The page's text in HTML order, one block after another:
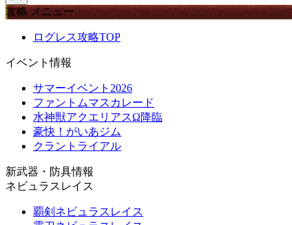
攻略 メニュー
ログレス攻略TOP
イベント情報
サマーイベント2026
ファントムマスカレード
水神獣アクエリアスΩ降臨
豪快！がいあジム
クラントライアル
新武器・防具情報
ネビュラスレイス
覇剣ネビュラスレイス